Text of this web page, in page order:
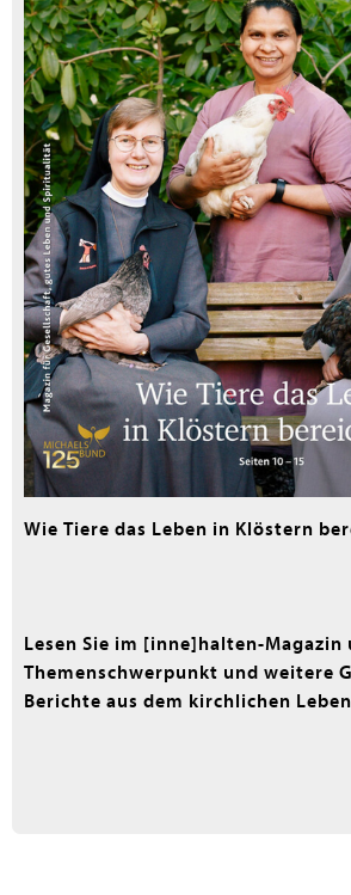
Wie Tiere das Leben in Klöstern
Lesen Sie im [inne]halten-Magazin
Themenschwerpunkt und weitere
Berichte aus dem kirchlichen